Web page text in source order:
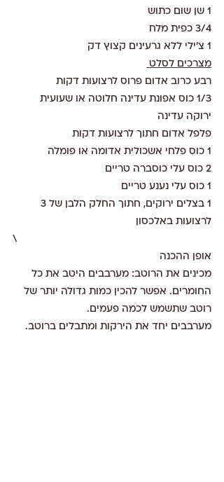
1 שן שום כתוש
3/4 כפית מלח
1 צ'ילי ללא גרעינים קצוץ דק
מצרכים לסלט
רבע כרוב אדום פרוס לרצועות דקות
1/3 כוס אפונת עדינה חלוטה או שעועית
ירוקה עדינה
פלפל אדום חתוך לרצועות דקות
1 כוס פלחי אשכולית אדומה או פומלה
2 כוס עלי כוסברה טריים
1 כוס עלי נענע טריים
לרצועות באלכסון
\
אופן ההכנה
מכינים את הרוטב: מערבבים היטב את כל
החומרים. אפשר להכין כמות גדולה יותר של
רוטב שתשמש לכמה פעמים.
מערבבים יחד את הירקות ומתבלים ברוטב.